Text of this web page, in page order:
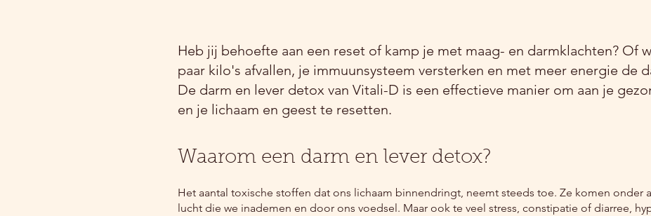
Heb jij behoefte aan een reset of kamp je met maag- en darmklachten? Of
paar kilo's afvallen, je immuunsysteem versterken en met meer energie de
De darm en lever detox van Vitali-D is een effectieve manier om aan je
en je lichaam en geest te resetten.
Waarom een darm en lever detox?
Het aantal toxische stoffen dat ons lichaam binnendringt, neemt steeds toe. Ze komen onder
lucht die we inademen en door ons voedsel. Maar ook te veel stress, constipatie of diarree,